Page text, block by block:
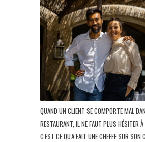
QUAND UN CLIENT SE COMPORTE MAL
RESTAURANT, IL NE FAUT PLUS HÉSITER À
C'EST CE QU'A FAIT UNE CHEFFE SUR SON